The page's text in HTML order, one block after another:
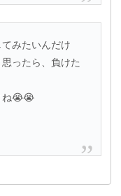
みたいんだけ
ったら、負けた
ね😭😭